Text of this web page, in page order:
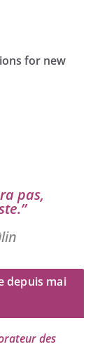
for new
pas,
depuis mai
des